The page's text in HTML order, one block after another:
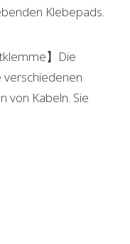
Klebepads.
】Die
verschiedenen
von Kabeln. Sie